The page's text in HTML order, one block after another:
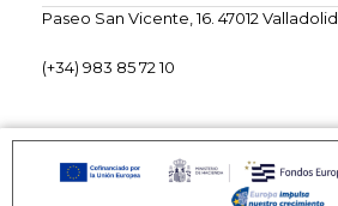
Paseo San Vicente, 16. 47012 Valladolid
(+34) 983 85 72 10